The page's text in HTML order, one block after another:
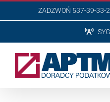
do
ZADZWOŃ 537-39-33-